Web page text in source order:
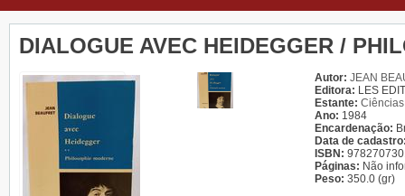
DIALOGUE AVEC HEIDEGGER /
Autor: JEAN
Editora: LES
Estante:
Ano: 1984
Encardenação:
Data de
ISBN:
Páginas: Não
Peso: 350.0 (gr)